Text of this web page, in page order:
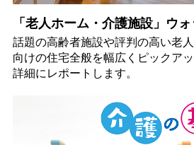
「老人ホーム・介護施設」ウ
話題の高齢者施設や評判の高い老
向けの住宅全般を幅広くピックア
詳細にレポートします。